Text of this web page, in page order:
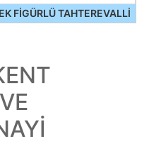
FİGÜRLÜ TAHTEREVALLİ